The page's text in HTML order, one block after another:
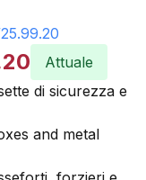
25.99.20
Attuale
di sicurezza e
and metal